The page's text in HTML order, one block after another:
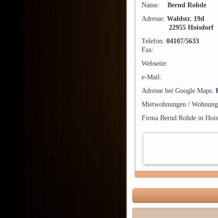
Name: Bernd Rohde
Adresse: Waldstr. 19d
22955 Hoisdorf
Telefon: 04107/5633
Fax:
Webseite:
e-Mail:
Adresse bei Google Maps:
Mietwohnungen /
Firma Bernd Rohde in